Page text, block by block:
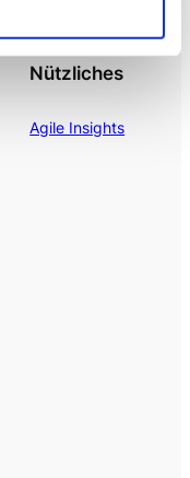
Nützliches
Agile Insights